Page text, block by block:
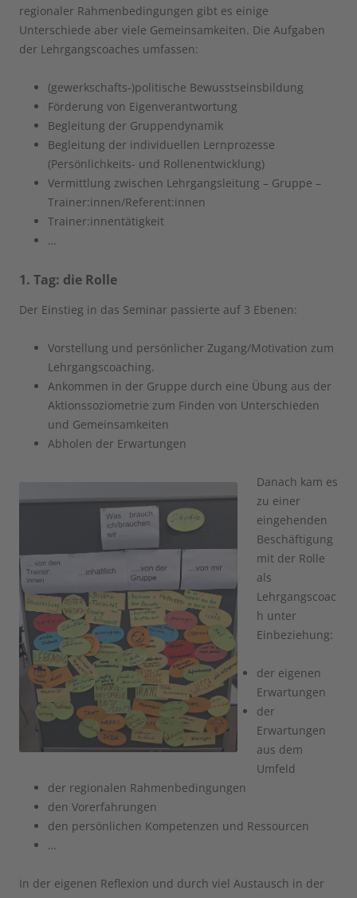
regionaler Rahmenbedingungen gibt es einige
Unterschiede aber viele Gemeinsamkeiten. Die Aufgaben
der Lehrgangscoaches umfassen:
(gewerkschafts-)politische Bewusstseinsbildung
Förderung von Eigenverantwortung
Begleitung der Gruppendynamik
Begleitung der individuellen Lernprozesse
(Persönlichkeits- und Rollenentwicklung)
Vermittlung zwischen Lehrgangsleitung – Gruppe –
Trainer:innen/Referent:innen
Trainer:innentätigkeit
…
1. Tag: die Rolle
Der Einstieg in das Seminar passierte auf 3 Ebenen:
Vorstellung und persönlicher Zugang/Motivation zum
Lehrgangscoaching.
Ankommen in der Gruppe durch eine Übung aus der
Aktionssoziometrie zum Finden von Unterschieden
und Gemeinsamkeiten
Abholen der Erwartungen
Danach kam es
zu einer
eingehenden
Beschäftigung
mit der Rolle
als
Lehrgangscoac
h unter
Einbeziehung:
der eigenen
Erwartungen
der
Erwartungen
aus dem
Umfeld
der regionalen Rahmenbedingungen
den Vorerfahrungen
den persönlichen Kompetenzen und Ressourcen
…
In der eigenen Reflexion und durch viel Austausch in der